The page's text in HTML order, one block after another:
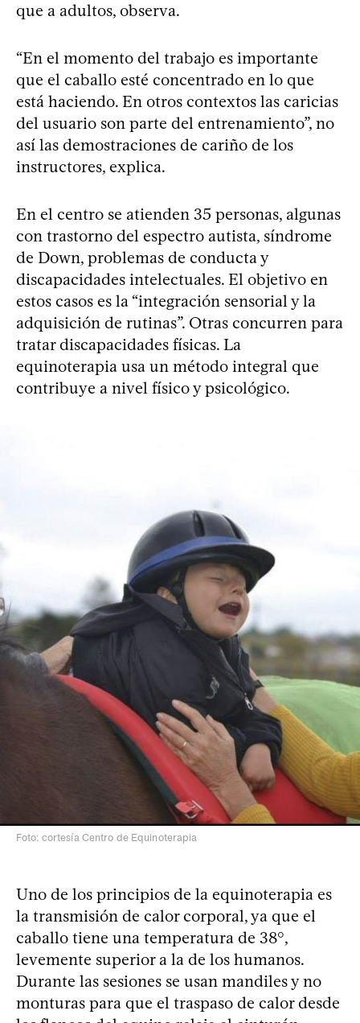
que a adultos, observa.
“En el momento del trabajo es importante
que el caballo esté concentrado en lo que
está haciendo. En otros contextos las caricias
del usuario son parte del entrenamiento”, no
así las demostraciones de cariño de los
instructores, explica.
En el centro se atienden 35 personas, algunas
con trastorno del espectro autista, síndrome
de Down, problemas de conducta y
discapacidades intelectuales. El objetivo en
estos casos es la “integración sensorial y la
adquisición de rutinas”. Otras concurren para
tratar discapacidades físicas. La
equinoterapia usa un método integral que
contribuye a nivel físico y psicológico.
Foto: cortesía Centro de Equinoterapia
Uno de los principios de la equinoterapia es
la transmisión de calor corporal, ya que el
caballo tiene una temperatura de 38°,
levemente superior a la de los humanos.
Durante las sesiones se usan mandiles y no
monturas para que el traspaso de calor desde